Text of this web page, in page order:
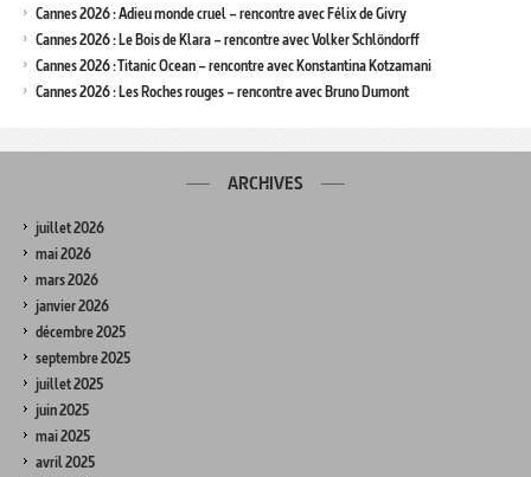
Cannes 2026 : Adieu monde cruel – rencontre avec Félix de Givry
Cannes 2026 : Le Bois de Klara – rencontre avec Volker Schlöndorff
Cannes 2026 : Titanic Ocean – rencontre avec Konstantina Kotzamani
Cannes 2026 : Les Roches rouges – rencontre avec Bruno Dumont
ARCHIVES
juillet 2026
mai 2026
mars 2026
janvier 2026
décembre 2025
septembre 2025
juillet 2025
juin 2025
mai 2025
avril 2025